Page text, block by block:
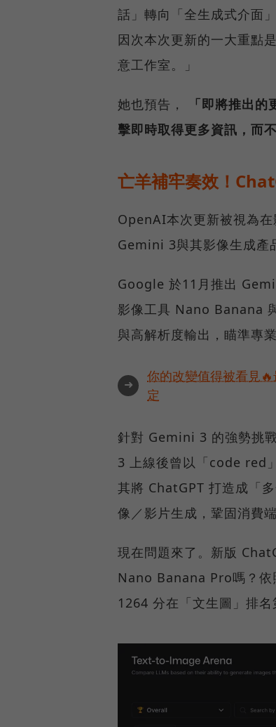
話」轉向「全生成式介面
因次本次更新的一大重點
意工作室。」
她也預告，
「即將推出
擊即時取得更多資訊，而
亡羊補牢奏效！
OpenAI本次更新被視為
Gemini 3與其影像生成產
Google 於11月推出
影像工具 Nano Banana
與高解析度輸出，瞄準專
➜
你的改變值得被看見
定
針對 Gemini 3 的強勢挑
3 上線後曾以「code red
其將 ChatGPT 打造成「
像／影片生成，鞏固消費
現在問題來了。新版
Nano Banana Pro嗎？依
1264 分在「文生圖」排